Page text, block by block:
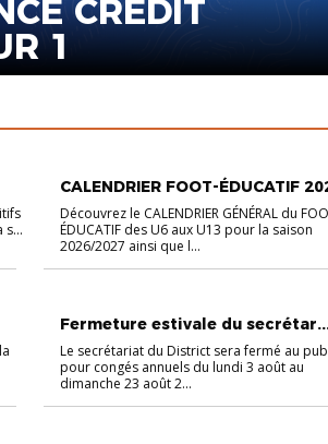
CONNUS !
s...
CALENDRIER FOOT-ÉDUCATIF
Découvrez le CALENDRIER GÉNÉRAL du
ÉDUCATIF des U6 aux U13 pour la saison
2026/2027 ainsi que l...
Fermeture estivale du
Le secrétariat du District sera fermé au
pour congés annuels du lundi 3 août au
dimanche 23 août 2...